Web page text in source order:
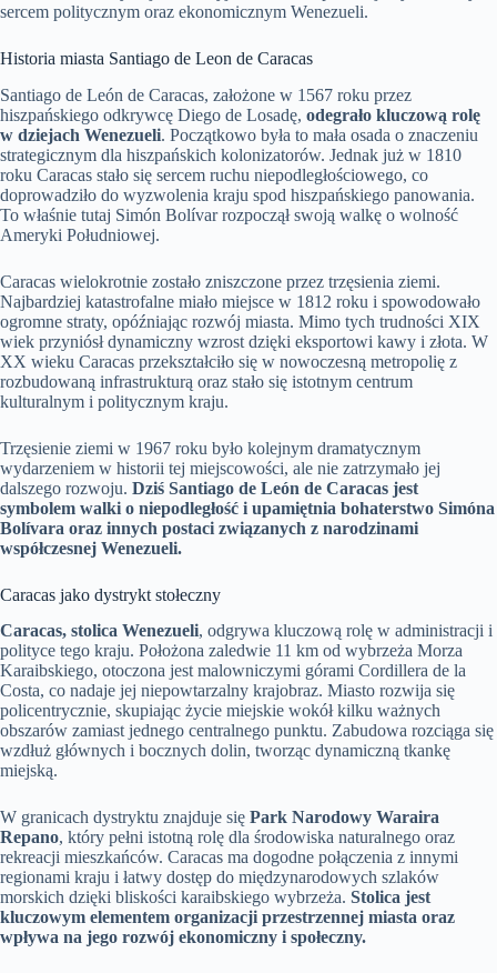
sercem politycznym oraz ekonomicznym Wenezueli.
Historia miasta Santiago de Leon de Caracas
Santiago de León de Caracas, założone w 1567 roku przez
hiszpańskiego odkrywcę Diego de Losadę, odegrało kluczową rolę
w dziejach Wenezueli. Początkowo była to mała osada o znaczeniu
strategicznym dla hiszpańskich kolonizatorów. Jednak już w 1810
roku Caracas stało się sercem ruchu niepodległościowego, co
doprowadziło do wyzwolenia kraju spod hiszpańskiego panowania.
To właśnie tutaj Simón Bolívar rozpoczął swoją walkę o wolność
Ameryki Południowej.
Caracas wielokrotnie zostało zniszczone przez trzęsienia ziemi.
Najbardziej katastrofalne miało miejsce w 1812 roku i spowodowało
ogromne straty, opóźniając rozwój miasta. Mimo tych trudności XIX
wiek przyniósł dynamiczny wzrost dzięki eksportowi kawy i złota. W
XX wieku Caracas przekształciło się w nowoczesną metropolię z
rozbudowaną infrastrukturą oraz stało się istotnym centrum
kulturalnym i politycznym kraju.
Trzęsienie ziemi w 1967 roku było kolejnym dramatycznym
wydarzeniem w historii tej miejscowości, ale nie zatrzymało jej
dalszego rozwoju. Dziś Santiago de León de Caracas jest
symbolem walki o niepodległość i upamiętnia bohaterstwo Simóna
Bolívara oraz innych postaci związanych z narodzinami
współczesnej Wenezueli.
Caracas jako dystrykt stołeczny
Caracas, stolica Wenezueli, odgrywa kluczową rolę w administracji i
polityce tego kraju. Położona zaledwie 11 km od wybrzeża Morza
Karaibskiego, otoczona jest malowniczymi górami Cordillera de la
Costa, co nadaje jej niepowtarzalny krajobraz. Miasto rozwija się
policentrycznie, skupiając życie miejskie wokół kilku ważnych
obszarów zamiast jednego centralnego punktu. Zabudowa rozciąga się
wzdłuż głównych i bocznych dolin, tworząc dynamiczną tkankę
miejską.
W granicach dystryktu znajduje się Park Narodowy Waraira
Repano, który pełni istotną rolę dla środowiska naturalnego oraz
rekreacji mieszkańców. Caracas ma dogodne połączenia z innymi
regionami kraju i łatwy dostęp do międzynarodowych szlaków
morskich dzięki bliskości karaibskiego wybrzeża. Stolica jest
kluczowym elementem organizacji przestrzennej miasta oraz
wpływa na jego rozwój ekonomiczny i społeczny.